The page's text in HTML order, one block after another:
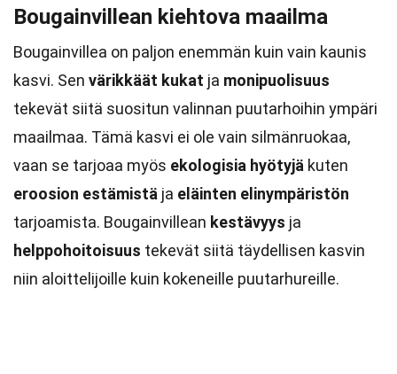
Bougainvillean kiehtova maailma
Bougainvillea on paljon enemmän kuin vain kaunis
kasvi. Sen värikkäät kukat ja monipuolisuus
tekevät siitä suositun valinnan puutarhoihin ympäri
maailmaa. Tämä kasvi ei ole vain silmänruokaa,
vaan se tarjoaa myös ekologisia hyötyjä kuten
eroosion estämistä ja eläinten elinympäristön
tarjoamista. Bougainvillean kestävyys ja
helppohoitoisuus tekevät siitä täydellisen kasvin
niin aloittelijoille kuin kokeneille puutarhureille.